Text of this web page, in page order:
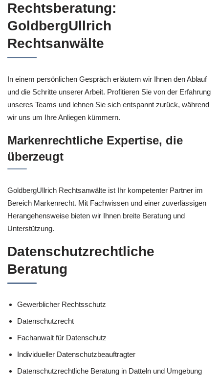
Rechtsberatung:
GoldbergUllrich
Rechtsanwälte
In einem persönlichen Gespräch erläutern wir Ihnen den Ablauf
und die Schritte unserer Arbeit. Profitieren Sie von der Erfahrung
unseres Teams und lehnen Sie sich entspannt zurück, während
wir uns um Ihre Anliegen kümmern.
Markenrechtliche Expertise, die
überzeugt
GoldbergUllrich Rechtsanwälte ist Ihr kompetenter Partner im
Bereich Markenrecht. Mit Fachwissen und einer zuverlässigen
Herangehensweise bieten wir Ihnen breite Beratung und
Unterstützung.
Datenschutzrechtliche
Beratung
Gewerblicher Rechtsschutz
Datenschutzrecht
Fachanwalt für Datenschutz
Individueller Datenschutzbeauftragter
Datenschutzrechtliche Beratung in Datteln und Umgebung